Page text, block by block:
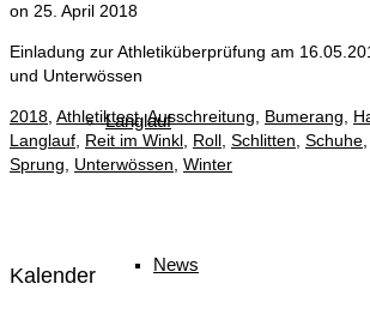
Langlauf
News
on 25. April 2018
Einladung zur Athletiküberprüfung am
und Unterwössen
2018, Athletiktest,Ausschreitung, Bumerang,
Langlauf, Reit im Winkl, Roll, Schlitten, Schuhe,
Sprung, Unterwössen, Winter
Kalender